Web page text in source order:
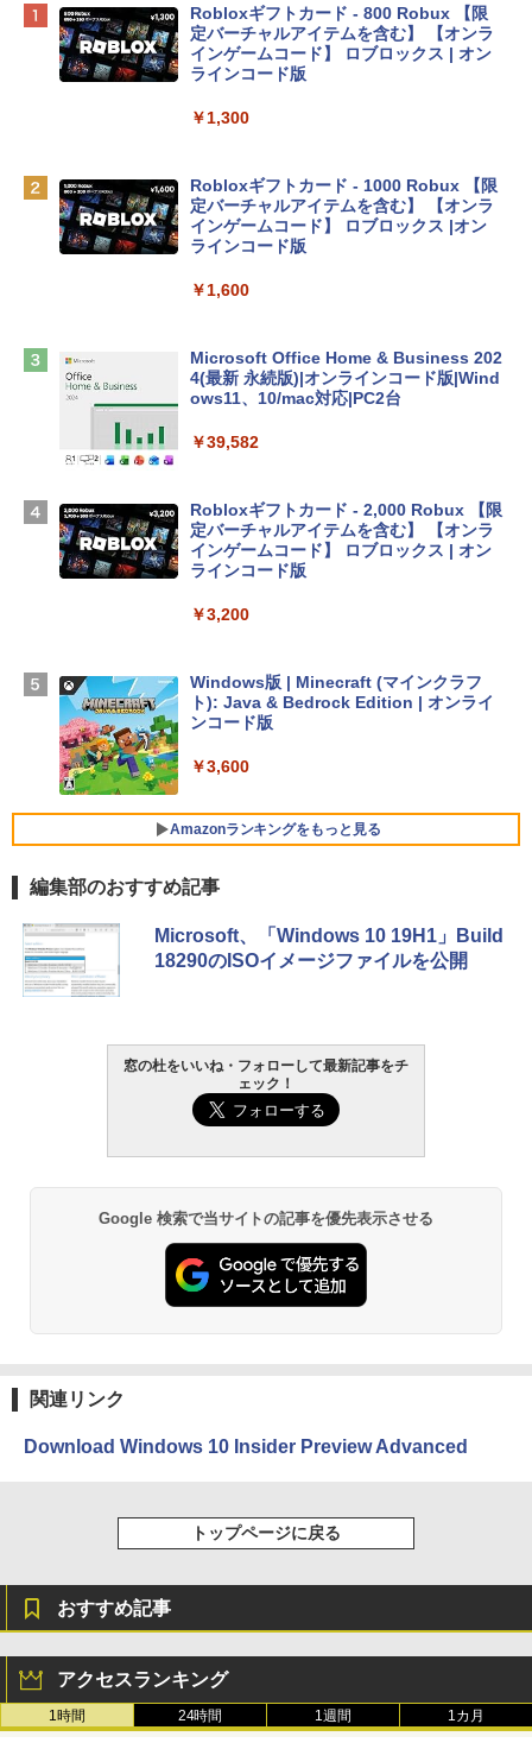
Apple 2026 MacBook Neo A18 Proチッ
プ搭載13インチノートブック：AIとAppl
e Intelligenceのために設計、Liquid Ret
inaディスプレイ、8GBユニファイドメモ
eTime HDカメラ、Touch ID - シルバー
tomtoc 360°保護 15.6 16インチ パソコ
ンケース Dell NEC Lavie ASUS HP dyna
Apple 2026 MacBook Air M5チップ搭載
13インチノートブック：AIとApple Intell
スプレイ、16GBユニファイドメモリ、1
D - ミッドナイト
￥278,800
【Amazon.co.jp限定】 HP ノートパソコ
￥129,800
FMV ノートパソコン WE1-K3 (MS 365 P
VWK3E15W_AZ
Robloxギフトカード - 800 Robux 【限
定バーチャルアイテムを含む】 【オンラ
インゲームコード】 ロブロックス | オン
ラインコード版
￥1,300
Robloxギフトカード - 1000 Robux 【限
定バーチャルアイテムを含む】 【オンラ
インゲームコード】 ロブロックス |オン
ラインコード版
￥1,600
Microsoft Office Home & Business 202
4(最新 永続版)|オンラインコード版|Wind
ows11、10/mac対応|PC2台
￥39,582
Robloxギフトカード - 2,000 Robux 【限
定バーチャルアイテムを含む】 【オンラ
インゲームコード】 ロブロックス | オン
ラインコード版
￥3,200
Windows版 | Minecraft (マインクラフ
ト): Java & Bedrock Edition | オンライ
ンコード版
￥3,600
Amazonランキングをもっと見る
生成AIパスポート公式テキスト 第４版
￥1,766
AIイラスト表現辞典: 思い通りの絵を引き
出す プロンプトの言葉 AI画像生成シリー
ズ (はぴーイラストLabo)
￥480
ClaudeCode いちばんやさしい 教科書:
非エンジニア 初心者 素人 でも安心 使い
方 マニュアル AI副業にもコンテンツ作成
にもKindle出版にも！ 非エンジニアのた
めのAIコーディング入門シリーズ
bデザイン入門講座［第2版］
ードウェア・市販ソフトウェアのパーフ
￥1,600
Amazon Kindle Paperwhite (16GB) 7イ
ンチディスプレイ、色調調節ライト、12
週間持続バッテリー、広告なし、ブラッ
Amazon Kindle - 目に優しい、かさばら
ない、大きな画面で読みやすい、6週間持
書籍リーダー、マッチャ、16GB、広告な
￥16,980
Kindle Paperwhite シグニチャーエディ
ション (32GB) 7インチディスプレイ、明
るさ自動調整、色調調節ライト、12週間
イ、色調調節ライト、最大8週間持続バッ
テリー、広告無し、ブラック (2025年発
New Amazon Kindle Scribe Colorsoft |
レージ、ノート機能搭載、明るさ自動調
整、色調調節ライト、プレミアムペン付
編集部のおすすめ記事
Microsoft、「Windows 10 19H1」Build
18290のISOイメージファイルを公開
窓の杜をいいね・フォローして最新記事をチ
ェック！
Google 検索で当サイトの記事を優先表示させる
関連リンク
Download Windows 10 Insider Preview Advanced
トップページに戻る
おすすめ記事
アクセスランキング
1時間 24時間 1週間 1カ月